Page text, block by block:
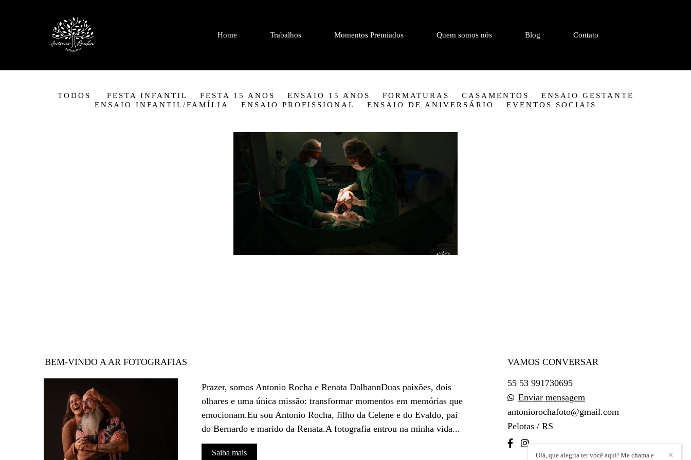
Home Trabalhos Momentos Premiados Quem somos nós Blog Contato
TODOS FESTA INFANTIL FESTA 15 ANOS ENSAIO 15 ANOS FORMATURAS CASAMENTOS
ENSAIO GESTANTE
ENSAIO INFANTIL/FAMÍLIA
ENSAIO PROFISSIONAL ENSAIO DE ANIVERSÁRIO EVENTOS SOCIAIS
BEM-VINDO A AR FOTOGRAFIAS
Prazer, somos Antonio Rocha e Renata DalbannDuas paixões, dois
olhares e uma única missão: transformar momentos em memórias que
emocionam.Eu sou Antonio Rocha, filho da Celene e do Evaldo, pai
do Bernardo e marido da Renata.A fotografia entrou na minha vida...
Saiba mais
VAMOS CONVERSAR
55 53 991730695
Enviar mensagem
antoniorochafoto@gmail.com
Pelotas / RS
✕
Olá, que alegria ter você aqui! Me chama e